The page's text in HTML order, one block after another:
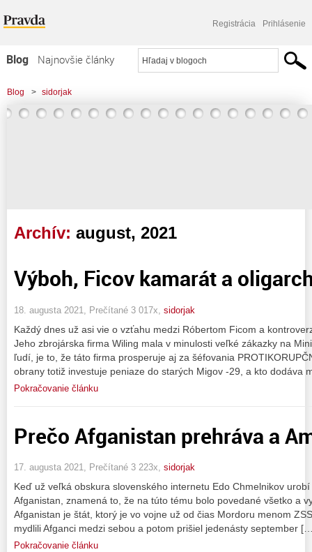
Registrácia Prihlásenie
Blog
Najnovšie články
Najčítanejšie články
Najkomentovanejšie články
Blog > sidorjak
Archív: august, 2021
Výboh, Ficov kamarát a
18. augusta 2021, Prečítané 3 017x, sidorjak
Každý dnes už asi vie o vzťahu medzi Róbertom Ficom a
Jeho zbrojárska firma Wiling mala v minulosti veľké zákazky na
ľudí, je to, že táto firma prosperuje aj za šéfovania
obrany totiž investuje peniaze do starých Migov -29, a kto dodáva
Pokračovanie článku
Prečo Afganistan prehráva a
17. augusta 2021, Prečítané 3 223x, sidorjak
Keď už veľká obskura slovenského internetu Edo Chmelnikov
Afganistan, znamená to, že na túto tému bolo povedané všetko a
Afganistan je štát, ktorý je vo vojne už od čias Mordoru menom
mydlili Afganci medzi sebou a potom prišiel jedenásty september
Pokračovanie článku